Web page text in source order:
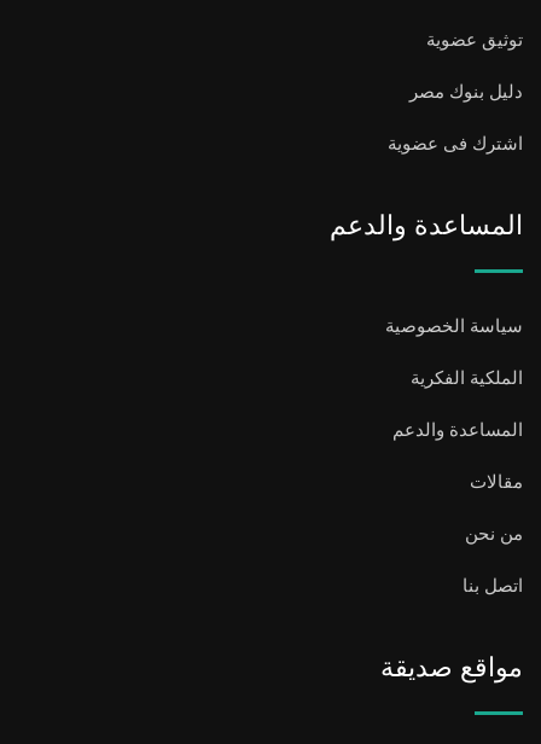
توثيق عضوية
دليل بنوك مصر
اشترك فى عضوية
المساعدة والدعم
سياسة الخصوصية
الملكية الفكرية
المساعدة والدعم
مقالات
من نحن
اتصل بنا
مواقع صديقة